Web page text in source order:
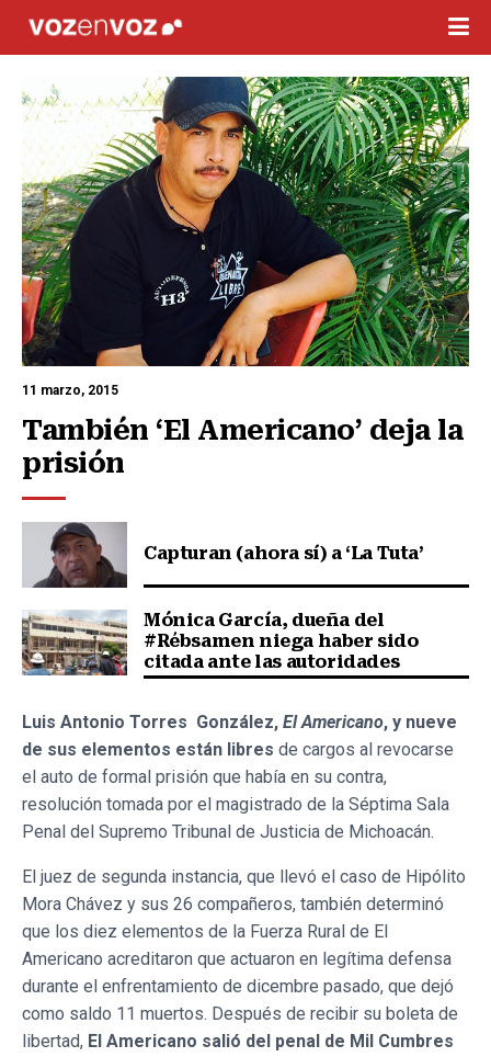
11 marzo, 2015
También ‘El Americano’ deja la
prisión
Capturan (ahora sí) a ‘La Tuta’
Mónica García, dueña del
#Rébsamen niega haber sido
citada ante las autoridades
Luis Antonio Torres González, El Americano, y nueve
de sus elementos están libres de cargos al revocarse
el auto de formal prisión que había en su contra,
resolución tomada por el magistrado de la Séptima Sala
Penal del Supremo Tribunal de Justicia de Michoacán.
El juez de segunda instancia, que llevó el caso de Hipólito
Mora Chávez y sus 26 compañeros, también determinó
que los diez elementos de la Fuerza Rural de El
Americano acreditaron que actuaron en legítima defensa
durante el enfrentamiento de dicembre pasado, que dejó
como saldo 11 muertos. Después de recibir su boleta de
libertad, El Americano salió del penal de Mil Cumbres